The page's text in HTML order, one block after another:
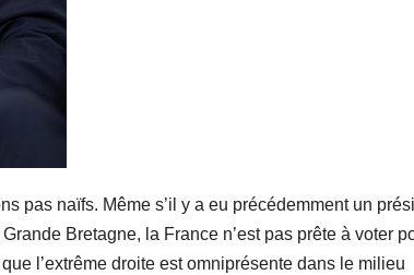
pas naïfs. Même s’il y a eu précédemment un
Bretagne, la France n’est pas prête à voter
l’extrême droite est omniprésente dans le milieu